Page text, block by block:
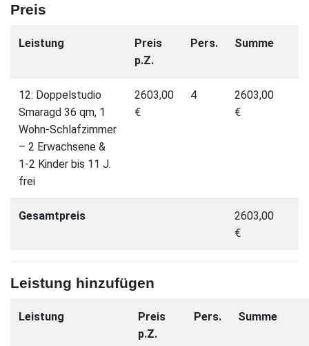
Preis
Leistung
Preis
p.Z.
Pers. Summe
12: Doppelstudio
Smaragd 36 qm, 1
Wohn-Schlafzimmer
– 2 Erwachsene &
1-2 Kinder bis 11 J.
frei
2603,00
€
4
2603,00
€
Gesamtpreis
2603,00
€
Leistung hinzufügen
Leistung
Preis
p.Z.
Pers. Summe